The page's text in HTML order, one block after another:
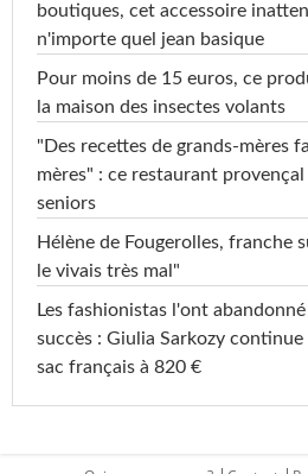
boutiques, cet accessoire
n'importe quel jean basique
Pour moins de 15 euros, ce
la maison des insectes volants
"Des recettes de grands-mères
mères" : ce restaurant
seniors
Hélène de Fougerolles, franche
le vivais très mal"
Les fashionistas l'ont
succès : Giulia Sarkozy
sac français à 820 €